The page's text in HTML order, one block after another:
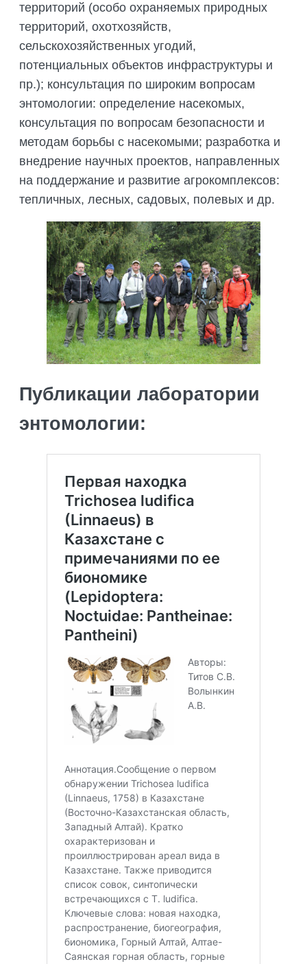
территорий (особо охраняемых природных
территорий, охотхозяйств,
сельскохозяйственных угодий,
потенциальных объектов инфраструктуры и
пр.); консультация по широким вопросам
энтомологии: определение насекомых,
консультация по вопросам безопасности и
методам борьбы с насекомыми; разработка и
внедрение научных проектов, направленных
на поддержание и развитие агрокомплексов:
тепличных, лесных, садовых, полевых и др.
Публикации лаборатории
энтомологии: